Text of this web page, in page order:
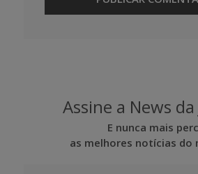
Assine a News da
E nunca mais
as melhores notícias do